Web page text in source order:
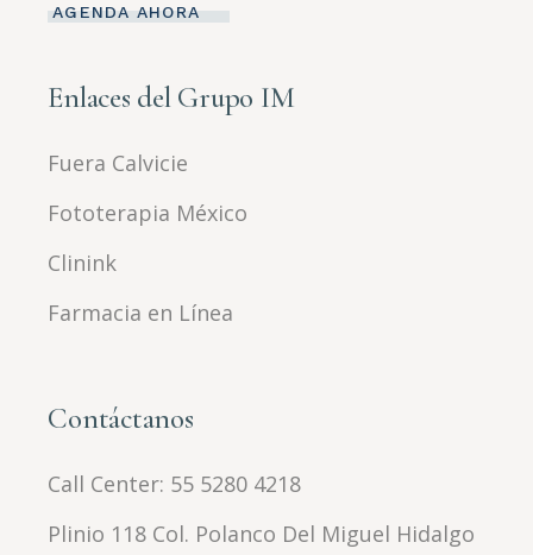
AGENDA AHORA
Enlaces del Grupo IM
Fuera Calvicie
Fototerapia México
Clinink
Farmacia en Línea
Contáctanos
Call Center: 55 5280 4218
Plinio 118 Col. Polanco Del Miguel Hidalgo